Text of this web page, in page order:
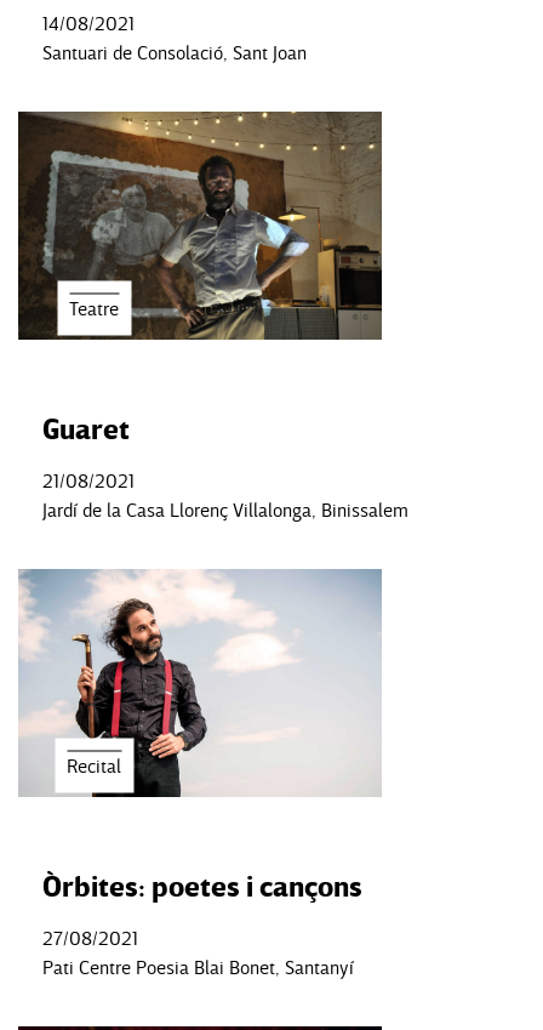
14/08/2021
Santuari de Consolació, Sant Joan
Teatre
Guaret
21/08/2021
Jardí de la Casa Llorenç Villalonga, Binissalem
Recital
Òrbites: poetes i cançons
27/08/2021
Pati Centre Poesia Blai Bonet, Santanyí